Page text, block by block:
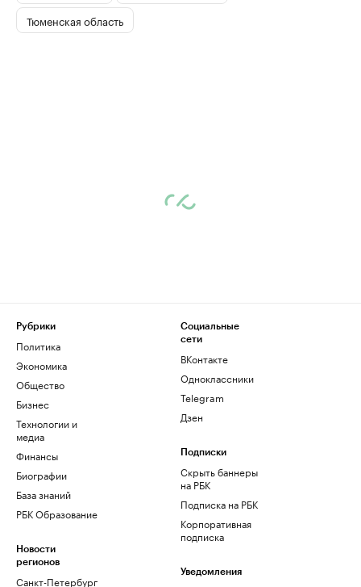
Тюменская область
Рубрики
Политика
Экономика
Общество
Бизнес
Технологии и
медиа
Финансы
Биографии
База знаний
РБК Образование
Новости
регионов
Санкт-Петербург
Социальные
сети
ВКонтакте
Одноклассники
Telegram
Дзен
Подписки
Скрыть баннеры
на РБК
Подписка на РБК
Корпоративная
подписка
Уведомления